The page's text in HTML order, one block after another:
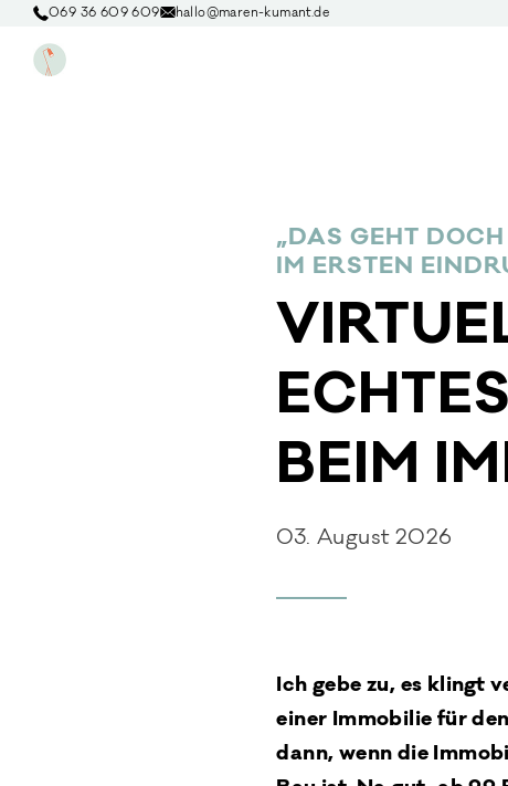
069 36 609 609 hallo@maren-kumant.de
„DAS GEHT
M ERSTEN
BEIM
03. August 2026
Ich gebe zu, es klingt
einer Immobilie für
dann, wenn die